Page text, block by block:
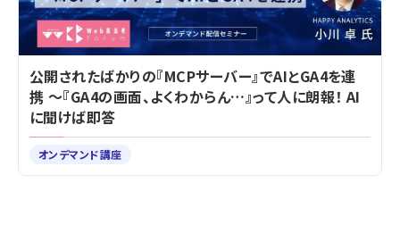
公開されたばかりの『MCPサーバー』でAIとGA4を連
携 ～『GA4の画面、よくわからん…』って人に朗報！ AI
に聞けば即答
オンデマンド講座